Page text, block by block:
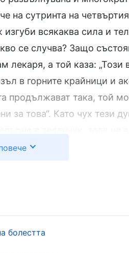
на сутринта на
всякаква сила и
се случва? Защо
а той каза: „Този
в горните крайници и
продължават така, той
за това“. Като чух тези
на Бог в тишина:
да се преместим в
болестта